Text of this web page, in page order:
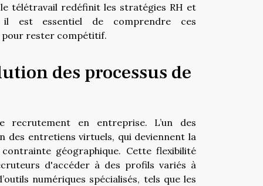
télétravail redéfinit les stratégies RH et
il est essentiel de comprendre ces
pour rester compétitif.
des processus de
recrutement en entreprise. L’un des
des entretiens virtuels, qui deviennent la
géographique. Cette flexibilité
d'accéder à des profils variés à
numériques spécialisés, tels que les